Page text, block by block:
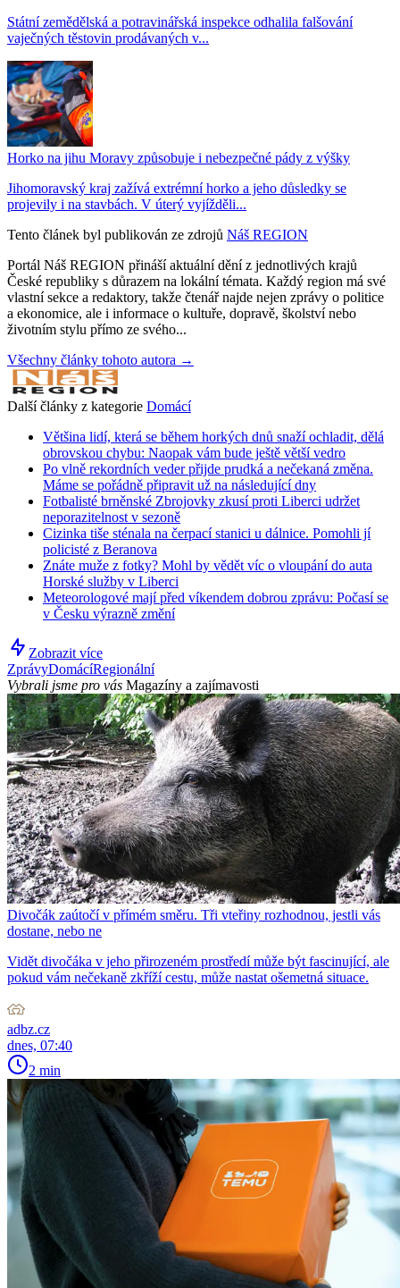
Státní zemědělská a potravinářská inspekce odhalila falšování
vaječných těstovin prodávaných v...
Horko na jihu Moravy způsobuje i nebezpečné pády z výšky
Jihomoravský kraj zažívá extrémní horko a jeho důsledky se
projevily i na stavbách. V úterý vyjížděli...
Tento článek byl publikován ze zdrojů Náš REGION
Portál Náš REGION přináší aktuální dění z jednotlivých krajů
České republiky s důrazem na lokální témata. Každý region má své
vlastní sekce a redaktory, takže čtenář najde nejen zprávy o politice
a ekonomice, ale i informace o kultuře, dopravě, školství nebo
životním stylu přímo ze svého...
Všechny články tohoto autora →
Další články z kategorie Domácí
Většina lidí, která se během horkých dnů snaží ochladit, dělá
obrovskou chybu: Naopak vám bude ještě větší vedro
Po vlně rekordních veder přijde prudká a nečekaná změna.
Máme se pořádně připravit už na následující dny
Fotbalisté brněnské Zbrojovky zkusí proti Liberci udržet
neporazitelnost v sezoně
Cizinka tiše sténala na čerpací stanici u dálnice. Pomohli jí
policisté z Beranova
Znáte muže z fotky? Mohl by vědět víc o vloupání do auta
Horské služby v Liberci
Meteorologové mají před víkendem dobrou zprávu: Počasí se
v Česku výrazně změní
Zobrazit více
ZprávyDomácíRegionální
Vybrali jsme pro vás Magazíny a zajímavosti
Divočák zaútočí v přímém směru. Tři vteřiny rozhodnou, jestli vás
dostane, nebo ne
Vidět divočáka v jeho přirozeném prostředí může být fascinující, ale
pokud vám nečekaně zkříží cestu, může nastat ošemetná situace.
adbz.cz
dnes, 07:40
2 min